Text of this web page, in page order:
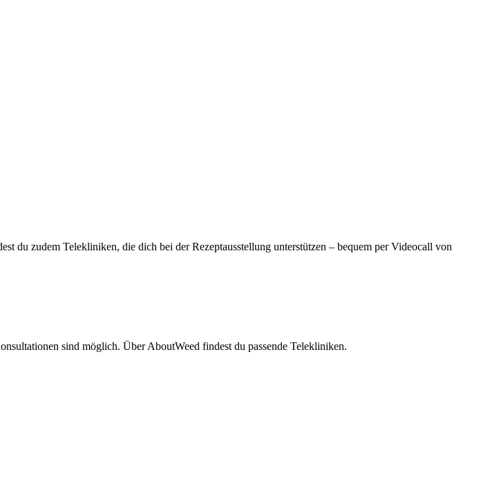
du zudem Telekliniken, die dich bei der Rezeptausstellung unterstützen – bequem per Videocall von
sind möglich. Über AboutWeed findest du passende Telekliniken.